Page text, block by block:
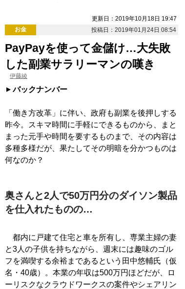
更新日：2019年10月18日 19:47
お金
投稿日：2019年01月24日 08:54
PayPayを使って金儲け…大失敗
した副業サラリーマンの嘆き
伊藤綾
バックナンバー
「働き方改革」に伴い、政府も副業を後押しする
昨今。スキマ時間に手軽にできるものから、まと
まった元手や時間を要するものまで、その内容は
多種多様だが、果たしてその明暗を分かつものは
何なのか？
奥さんと2人で50万円分のダイソン製品
を仕入れたものの…
都内に戸建て住宅と車を所有し、専業主婦の妻
と3人の子供を持ちながら、週末には趣味のゴル
フを満喫する余裕まであるという田中悠輔氏（仮
名・40歳）。本業の年収は500万円ほどだが、ロ
ーリスクなクラウドワークスの案件やシェアリン